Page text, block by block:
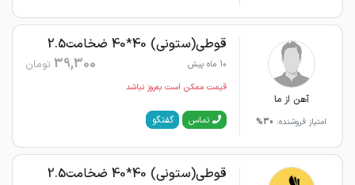
آهن از ما
امتیاز فروشنده: 30%
قوطی(ستونی) 40*40 ضخامت2.5
10 ماه پیش 39,300 تومان
قیمت ممکن است به‌روز نباشد
تماس گفتگو
قوطی(ستونی) 40*40 ضخامت2.5